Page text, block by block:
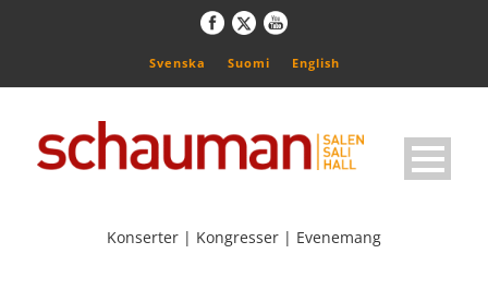
Svenska Suomi English
Konserter | Kongresser | Evenemang